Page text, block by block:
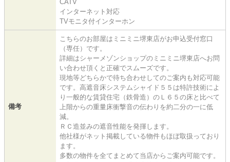
CATV
インターネット対応
TVモニタ付インターホン
備考
こちらのお部屋はミニミニ堺東店がお申込受付窓口
（専任）です。
詳細はシャーメゾンショップのミニミニ堺東店へお問
い合わせ頂くと正確でスムーズです。
現地等どちらかで待ち合わせしてのご案内も対応可能
です。高遮音床システムシャイド５５は特許技術によ
り一般的な賃貸住宅（鉄骨造）のＬ６５の床と比べて
上階からの重量床衝撃音の伝わりを約二分の一に低
減。
ＲＣ造並みの遮音性能を発揮します。
他社様がネット掲載している物件もほぼ取扱っており
ます。
多数の物件を全てまとめて当店からご案内可能です。